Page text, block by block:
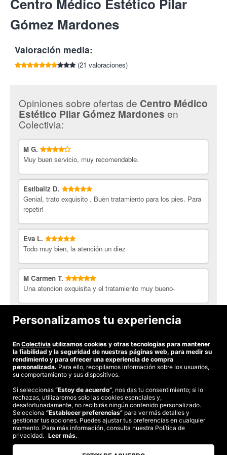
trabajando en el sector. Dispone de tratamientos médico
hialurónico, botox, depilación láser, tratamiento de varices,
tratamiento de arrugas, celulitis...
¡Cuida tu cuerpo al detalle con Colectivia!
Tlf:945 234 548
Centro Médico Estético Pilar
Gómez Mardones
Valoración media:
(21 valoraciones)
Opiniones sobre ofertas de Centro Médico
Estético Pilar Gómez Mardones en
Colectivia:
M G.
Muy buen servicio, muy recomendable.
Estibaliz D.
Genial, trato exquisito . Buen tratamiento para los pies. Para
repetir!
Eva L.
Todo muy bien, la atención un diez
M Carmen T.
Una atencion exquisita y el tratamiento muy bueno-
-
Buen tratamiento y una buena atencion
Ver todas las opiniones
©2026 Colectivia
Términos y condiciones|Política de privacidad|Política de cookies
Estudio turismo de verano 2020
Personalizamos tu experiencia
En Colectivia utilizamos cookies y otras tecnologías para mantener
la fiabilidad y la seguridad de nuestras páginas web, para medir su
rendimiento y para ofrecer una experiencia de compra
personalizada. Para ello, recopilamos información sobre los usuarios,
su comportamiento y sus dispositivos.
Si seleccionas “Estoy de acuerdo”, nos das tu consentimiento; si lo
rechazas, utilizaremos solo las cookies esenciales y,
desafortunadamente, no recibirás ningún contenido personalizado.
Selecciona “Establecer preferencias” para ver más detalles y
gestionar tus opciones. Puedes ajustar tus preferencias en cualquier
momento. Para más información, consulta nuestra Política de
privacidad. Leer más.